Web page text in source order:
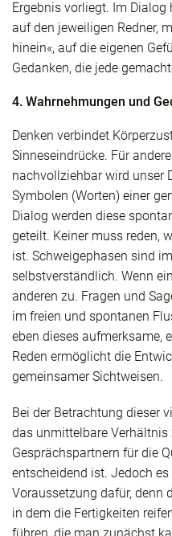
Ergebnis vorliegt. Im
auf den jeweiligen Redner,
hinein«, auf die eigenen
Gedanken, die jede
4. Wahrnehmungen und
Denken verbindet
Sinneseindrücke. Für
nachvollziehbar wird unser
Symbolen (Worten) einer
Dialog werden diese
geteilt. Keiner muss reden,
ist. Schweigephasen sind
selbstverständlich. Wenn
anderen zu. Fragen und
im freien und spontanen
eben dieses aufmerksame,
Reden ermöglicht die
gemeinsamer Sichtweisen.
Bei der Betrachtung dieser
das unmittelbare Verhältnis
Gesprächspartnern für die
entscheidend ist. Jedoch
Voraussetzung dafür, denn
in dem die Fertigkeiten